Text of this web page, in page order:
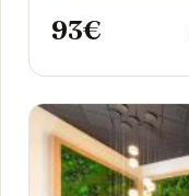
93€